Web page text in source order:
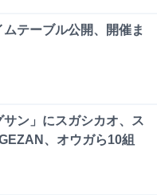
ムテーブル公開、開催ま
ン」にスガシカオ、ス
、オウガら10組